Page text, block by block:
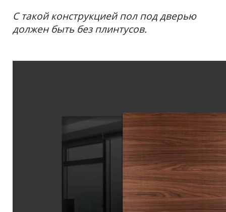
С такой конструкцией пол под дверью
должен быть без плинтусов.